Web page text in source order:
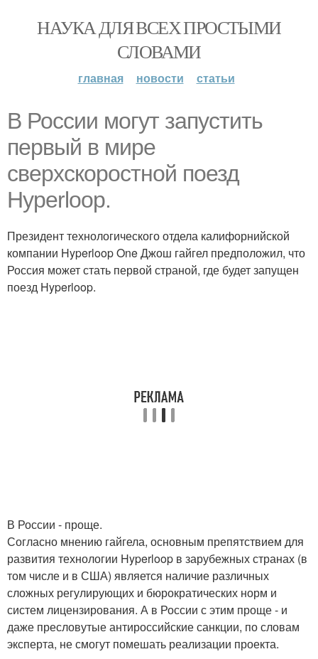
НАУКА ДЛЯ ВСЕХ ПРОСТЫМИ
СЛОВАМИ
главная новости статьи
В России могут запустить
первый в мире
сверхскоростной поезд
Hyperloop.
Президент технологического отдела калифорнийской
компании Hyperloop One Джош гайгел предположил, что
Россия может стать первой страной, где будет запущен
поезд Hyperloop.
В России - проще.
Согласно мнению гайгела, основным препятствием для
развития технологии Hyperloop в зарубежных странах (в
том числе и в США) является наличие различных
сложных регулирующих и бюрократических норм и
систем лицензирования. А в России с этим проще - и
даже пресловутые антироссийские санкции, по словам
эксперта, не смогут помешать реализации проекта.